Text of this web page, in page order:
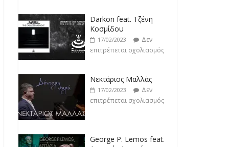
Darkon feat. Τζένη
Κοσμίδου
17/02/2023
Δεν
επιτρέπεται σχολιασμός
Νεκτάριος Μαλλάς
17/02/2023
Δεν
επιτρέπεται σχολιασμός
George P. Lemos feat.